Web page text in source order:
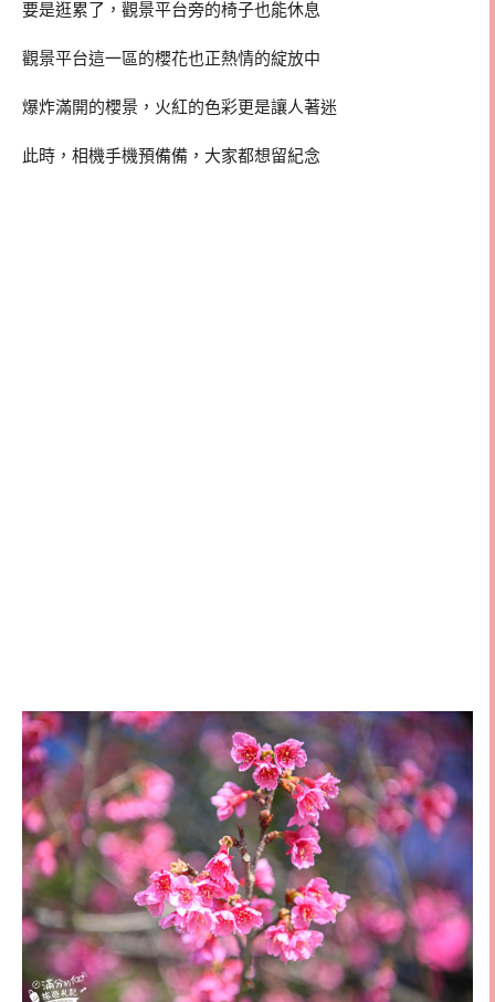
要是逛累了，觀景平台旁的椅子也能休息
觀景平台這一區的櫻花也正熱情的綻放中
爆炸滿開的櫻景，火紅的色彩更是讓人著迷
此時，相機手機預備備，大家都想留紀念